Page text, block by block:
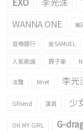
WANNA ONE 賴
音樂銀行 金SAMUEL
人氣歌謠 周子瑜
泫雅 Mnet 李光
Gfriend 演員 少
OH MY GIRL G-